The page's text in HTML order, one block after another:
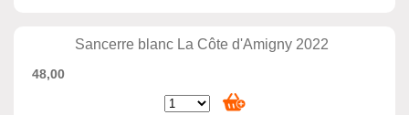
Sancerre blanc La Côte d'Amigny 2022
48,00